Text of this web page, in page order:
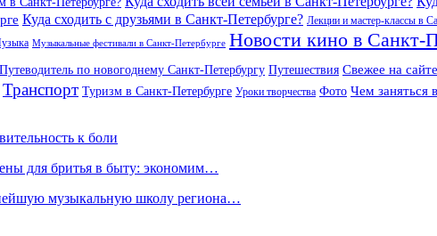
Куда сходить с друзьями в Санкт-Петербурге? Лекции и мастер-классы в
Музыкальные фестивали в Санкт-Петербурге Новости кино в Санкт-
Путеводитель по новогоднему Санкт-Петербургу Путешествия Свежее на
Транспорт Туризм в Санкт-Петербурге Уроки творчества Фото Чем заняться
к боли
для бритья в быту: экономим…
музыкальную школу региона…